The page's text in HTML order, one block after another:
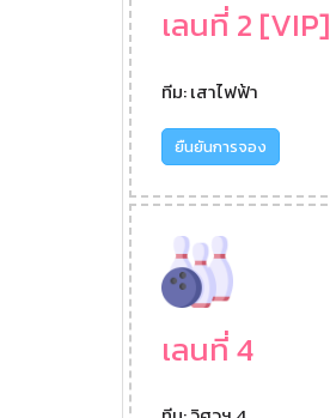
เลนที่ 2 [VIP]
ทีม: เสาไฟฟ้า
ยืนยันการจอง
เลนที่ 4